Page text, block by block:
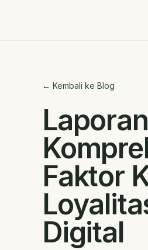
← Kembali ke Blog
Faktor
Digital